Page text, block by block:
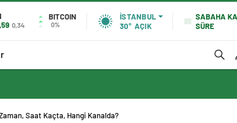
0,34
BITCOIN
0%
İSTANBUL
30° AÇIK
SABAHA
SÜRE
Saat Kaçta, Hangi Kanalda?